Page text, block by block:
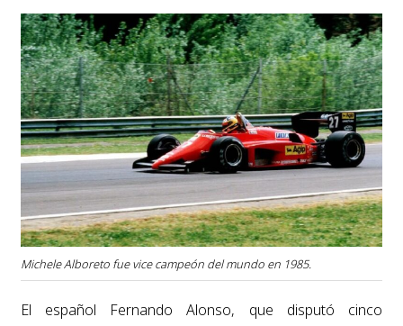
Michele Alboreto fue vice campeón del mundo en 1985.
El español Fernando Alonso, que disputó cinco